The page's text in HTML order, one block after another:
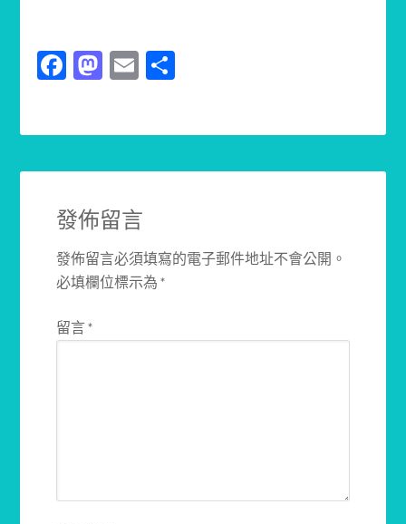
Facebook
Mastodon
Email
發佈留言
發佈留言必須填寫的電子郵件地址不會公開。
必填欄位標示為*
留言*